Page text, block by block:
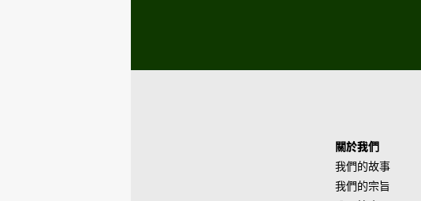
關於我們
我們的故事
我們的宗旨